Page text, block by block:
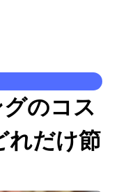
のコス
れだけ節